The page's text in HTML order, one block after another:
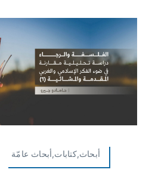
أبحاث,كتابات,أبحاث عامّة